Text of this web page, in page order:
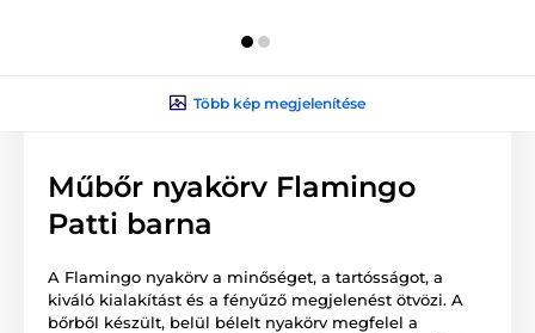
Több kép megjelenítése
Műbőr nyakörv Flamingo
Patti barna
A Flamingo nyakörv a minőséget, a tartósságot, a
kiváló kialakítást és a fényűző megjelenést ötvözi. A
bőrből készült, belül bélelt nyakörv megfelel a